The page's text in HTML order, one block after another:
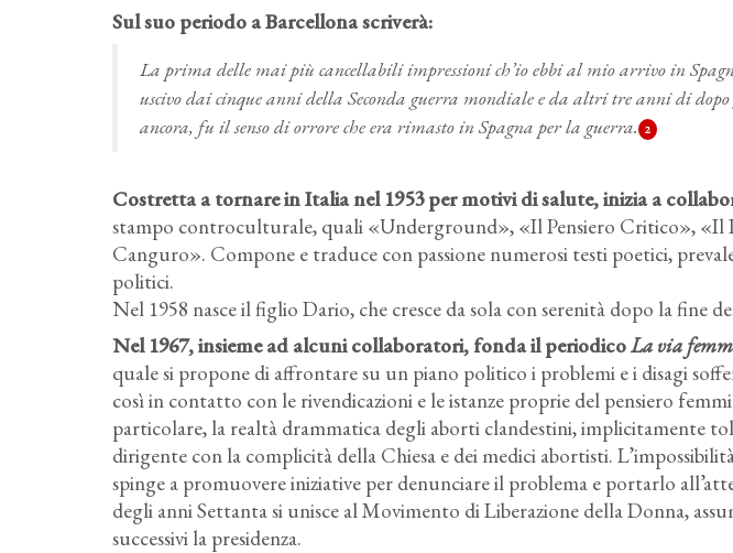
Sul suo periodo a Barcellona scriverà:
La prima delle mai più cancellabili impressioni ch’io ebbi al mio arrivo in
uscivo dai cinque anni della Seconda guerra mondiale e da altri tre anni di
ancora, fu il senso di orrore che era rimasto in Spagna per la guerra.
2
Costretta a tornare in Italia nel 1953 per motivi di salute, inizia a
stampo controculturale, quali «Underground», «Il Pensiero Critico», «Il
Canguro». Compone e traduce con passione numerosi testi poetici,
politici.
Nel 1958 nasce il figlio Dario, che cresce da sola con serenità dopo la fine
Nel 1967, insieme ad alcuni collaboratori, fonda il periodicoLa via
quale si propone di affrontare su un piano politico i problemi e i disagi
così in contatto con le rivendicazioni e le istanze proprie del pensiero
particolare, la realtà drammatica degli aborti clandestini, implicitamente
dirigente con la complicità della Chiesa e dei medici abortisti.
spinge a promuovere iniziative per denunciare il problema e portarlo
degli anni Settanta si unisce al Movimento di Liberazione della Donna,
successivi la presidenza.